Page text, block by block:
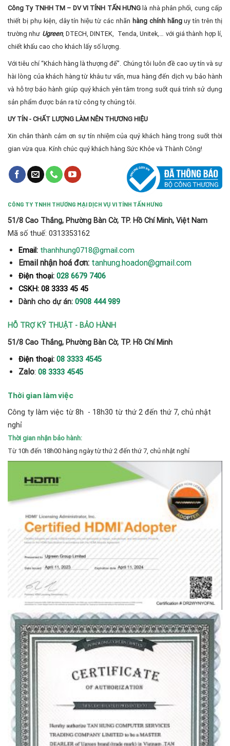
Công Ty TNHH TM – DV VI TÍNH TẤN HƯNG là nhà phân phối, cung cấp
thiết bị phụ kiện, dây tín hiệu từ các nhãn hàng chính hãnguy tín trên thị
trường như Ugreen, DTECH, DINTEK, Tenda, Unitek,… với giá thành hợp lí,
chiết khấu cao cho khách lấy số lượng.
Với tiêu chí “Khách hàng là thượng đế”. Chúng tôi luôn đề cao uy tín và sự
hài lòng của khách hàng từ khâu tư vấn, mua hàng đến dịch vụ bảo hành
và hỗ trợ bảo hành giúp quý khách yên tâm trong suốt quá trình sử dụng
sản phẩm được bán ra từ công ty chúng tôi.
UY TÍN - CHẤT LƯỢNG LÀM NÊN THƯƠNG HIỆU
Xin chân thành cảm ơn sự tín nhiệm của quý khách hàng trong suốt thời
gian vừa qua. Kính chúc quý khách hàng Sức Khỏe và Thành Công!
CÔNG TY TNHH THƯƠNG MẠI DỊCH VỤ VI TÍNH TẤN HƯNG
51/8 Cao Thắng, Phường Bàn Cờ, TP. Hồ Chí Minh, Việt Nam
Mã số thuế: 0313353162
Email: thanhhung0718@gmail.com
Email nhận hoá đơn: tanhung.hoadon@gmail.com
Điện thoại: 028 6679 7406
CSKH: 08 3333 45 45
Dành cho dự án: 0908 444 989
HỖ TRỢ KỸ THUẬT - BẢO HÀNH
51/8 Cao Thắng, Phường Bàn Cờ, TP. Hồ Chí Minh
Điện thoại: 08 3333 4545
Zalo: 08 3333 4545
Thời gian làm việc
Công ty làm việc từ 8h - 18h30 từ thứ 2 đến thứ 7, chủ nhật
nghỉ
Thời gian nhận bảo hành:
Từ 10h đến 18h00 hàng ngày từ thứ 2 đến thứ 7, chủ nhật nghỉ